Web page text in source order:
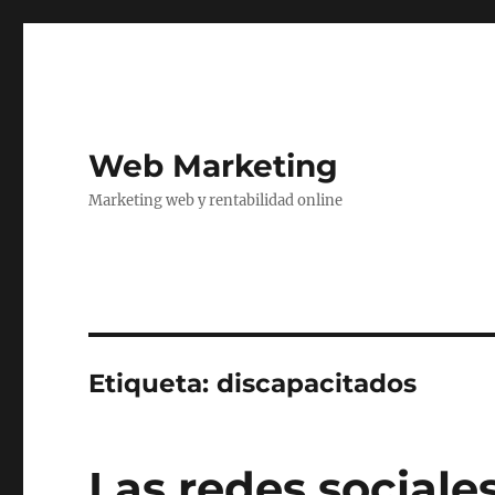
Web Marketing
Marketing web y rentabilidad online
Etiqueta:discapacitados